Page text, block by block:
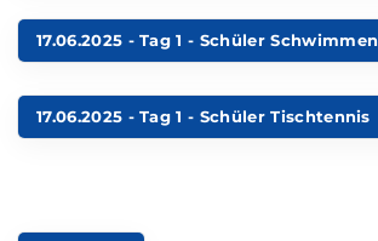
17.06.2025 - Tag 1 - Schüler Schwimmen
17.06.2025 - Tag 1 - Schüler Tischtennis